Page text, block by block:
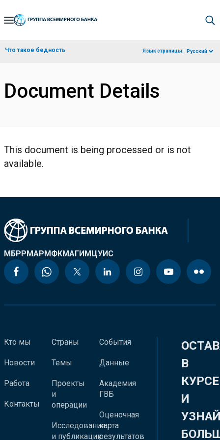
Skip
Navigation
Что такое бедность Язык страницы: Русский
Document Details
This document is being processed or is not
available.
МБРРМАРМФКМАГИМЦУИС
Кто мы
Новости
Работа
Контакты
Страны
Темы
Проекты
и
операции
Исследования
и публикации
События
Данные
Академия
ГВБ
Оценочная
карта
результатов
В
КУРСЕ
И